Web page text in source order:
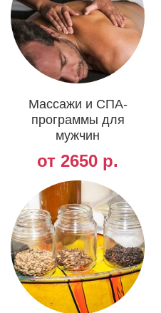
Массажи и СПА-
программы для
мужчин
от 2650 р.